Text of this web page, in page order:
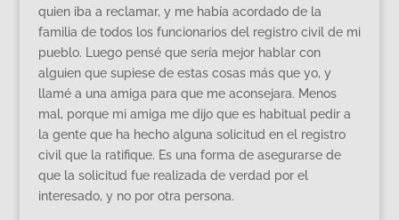
quien iba a reclamar, y me había acordado de la
familia de todos los funcionarios del registro civil de mi
pueblo. Luego pensé que sería mejor hablar con
alguien que supiese de estas cosas más que yo, y
llamé a una amiga para que me aconsejara. Menos
mal, porque mi amiga me dijo que es habitual pedir a
la gente que ha hecho alguna solicitud en el registro
civil que la ratifique. Es una forma de asegurarse de
que la solicitud fue realizada de verdad por el
interesado, y no por otra persona.